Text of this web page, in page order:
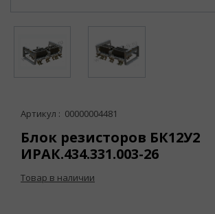
Артикул : 00000004481
Блок резисторов БК12У2
ИРАК.434.331.003-26
Товар в наличии